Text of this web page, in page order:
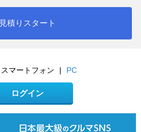
見積りスタート
スマートフォン | PC
ログイン